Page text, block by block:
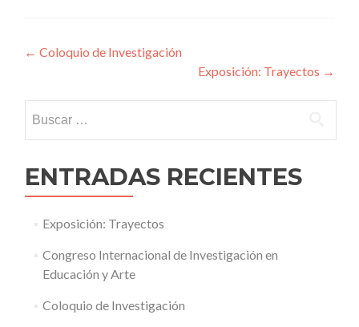
Navegación
entradas
← Coloquio de Investigación
Exposición: Trayectos →
ENTRADAS RECIENTES
Exposición: Trayectos
Congreso Internacional de Investigación en
Educación y Arte
Coloquio de Investigación